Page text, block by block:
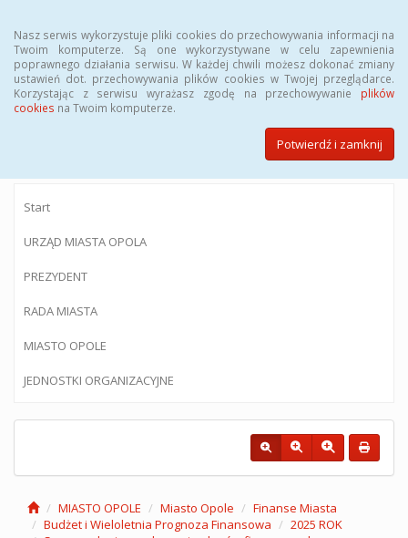
Nasz serwis wykorzystuje pliki cookies do przechowywania informacji na
Twoim komputerze. Są one wykorzystywane w celu zapewnienia
poprawnego działania serwisu. W każdej chwili możesz dokonać zmiany
ustawień dot. przechowywania plików cookies w Twojej przeglądarce.
Korzystając z serwisu wyrażasz zgodę na przechowywanie plików
cookies na Twoim komputerze.
Potwierdź i zamknij
BIULETYN INFORMACJI PUBLICZNEJ
Urzędu Miasta Opola
Start
URZĄD MIASTA OPOLA
PREZYDENT
RADA MIASTA
MIASTO OPOLE
JEDNOSTKI ORGANIZACYJNE
MIASTO OPOLE Miasto Opole
Finanse Miasta
Budżet i Wieloletnia Prognoza Finansowa
2025 ROK